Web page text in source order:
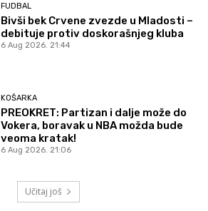
FUDBAL
Bivši bek Crvene zvezde u Mladosti –
debituje protiv doskorašnjeg kluba
6 Aug 2026. 21:44
KOŠARKA
PREOKRET: Partizan i dalje može do
Vokera, boravak u NBA možda bude
veoma kratak!
6 Aug 2026. 21:06
Učitaj još